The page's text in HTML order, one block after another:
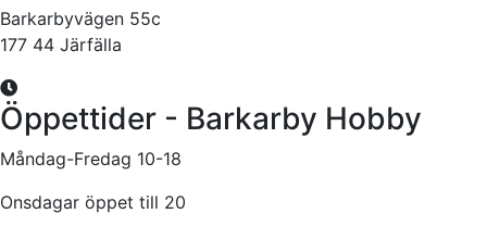
Barkarbyvägen 55c
177 44 Järfälla
Öppettider - Barkarby Hobby
Måndag-Fredag 10-18
Onsdagar öppet till 20